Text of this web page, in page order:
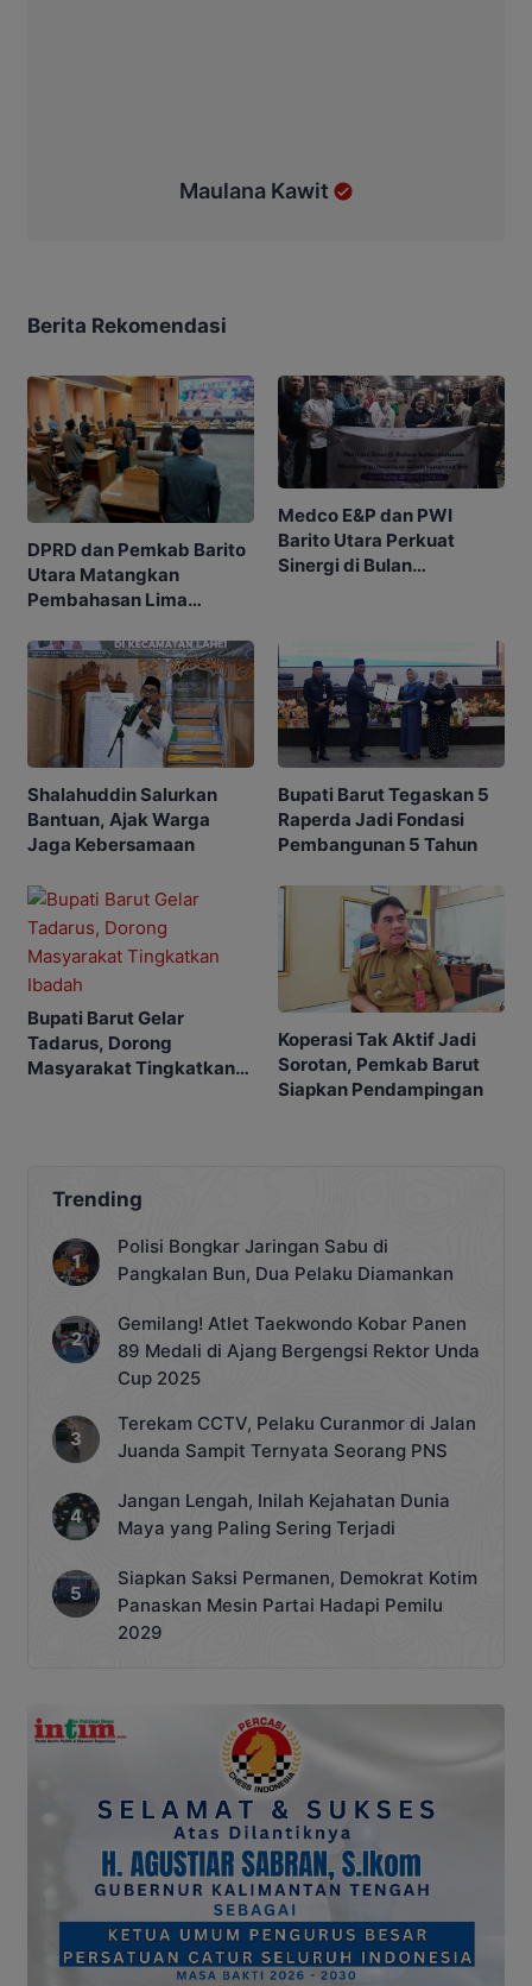
Maulana Kawit
Berita Rekomendasi
DPRD dan Pemkab Barito
Utara Matangkan
Pembahasan Lima
Medco E&P dan PWI
Barito Utara Perkuat
Sinergi di Bulan
Shalahuddin Salurkan
Bantuan, Ajak Warga
Jaga Kebersamaan
Bupati Barut Tegaskan 5
Raperda Jadi Fondasi
Pembangunan 5 Tahun
Bupati Barut Gelar
Tadarus, Dorong
Masyarakat Tingkatkan
Koperasi Tak Aktif Jadi
Sorotan, Pemkab Barut
Siapkan Pendampingan
Trending
Polisi Bongkar Jaringan Sabu di
Pangkalan Bun, Dua Pelaku Diamankan
Gemilang! Atlet Taekwondo Kobar Panen
89 Medali di Ajang Bergengsi Rektor Unda
Cup 2025
Terekam CCTV, Pelaku Curanmor di Jalan
Juanda Sampit Ternyata Seorang PNS
Jangan Lengah, Inilah Kejahatan Dunia
Maya yang Paling Sering Terjadi
Siapkan Saksi Permanen, Demokrat Kotim
Panaskan Mesin Partai Hadapi Pemilu
2029